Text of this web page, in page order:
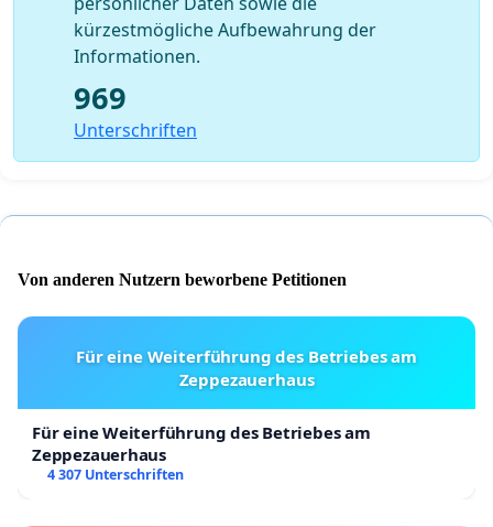
kürzestmögliche Aufbewahrung der
Informationen.
969
Unterschriften
Von anderen Nutzern beworbene Petitionen
Für eine Weiterführung des Betriebes am
Zeppezauerhaus
Für eine Weiterführung des Betriebes am
Zeppezauerhaus
4 307 Unterschriften